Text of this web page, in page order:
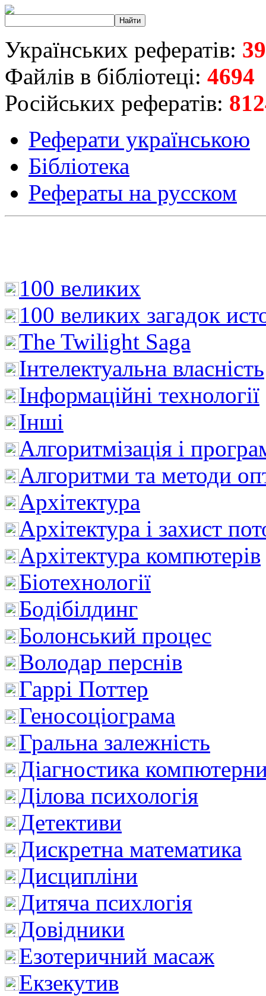
Українських рефератів:
Файлів в бібліотеці: 4694
Російських рефератів:
Реферати українською
Бібліотека
Рефераты на русском
100 великих
100 великих загадок
The Twilight Saga
Інтелектуальна влaсність
Інформаційні технології
Інші
Алгоритмізація і
Алгоритми та методи
Архітектура
Архітектура і захист
Архітектура компютерів
Біотехнології
Бодібілдинг
Болонський процес
Володар перснів
Гаррі Поттер
Геносоціограма
Гральна залежність
Діагностика
Ділова психологія
Детективи
Дискретна математика
Дисципліни
Дитяча психлогія
Довідники
Езотеричний масаж
Екзекутив